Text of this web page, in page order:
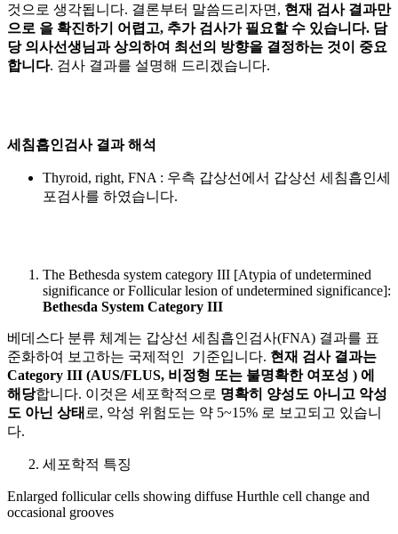
것으로 생각됩니다. 결론부터 말씀드리자면, 현재 검사 결과만
으로 을 확진하기 어렵고, 추가 검사가 필요할 수 있습니다. 담
당 의사선생님과 상의하여 최선의 방향을 결정하는 것이 중요
합니다. 검사 결과를 설명해 드리겠습니다.
세침흡인검사 결과 해석
Thyroid, right, FNA : 우측 갑상선에서 갑상선 세침흡인세
포검사를 하였습니다.
The Bethesda system category III [Atypia of undetermined
significance or Follicular lesion of undetermined significance]:
Bethesda System Category III
베데스다 분류 체계는 갑상선 세침흡인검사(FNA) 결과를 표
준화하여 보고하는 국제적인 기준입니다. 현재 검사 결과는
Category III (AUS/FLUS, 비정형 또는 불명확한 여포성 ) 에
해당합니다. 이것은 세포학적으로 명확히 양성도 아니고 악성
도 아닌 상태 로, 악성 위험도는 약 5~15% 로 보고되고 있습니
다.
세포학적 특징
Enlarged follicular cells showing diffuse Hurthle cell change and
occasional grooves